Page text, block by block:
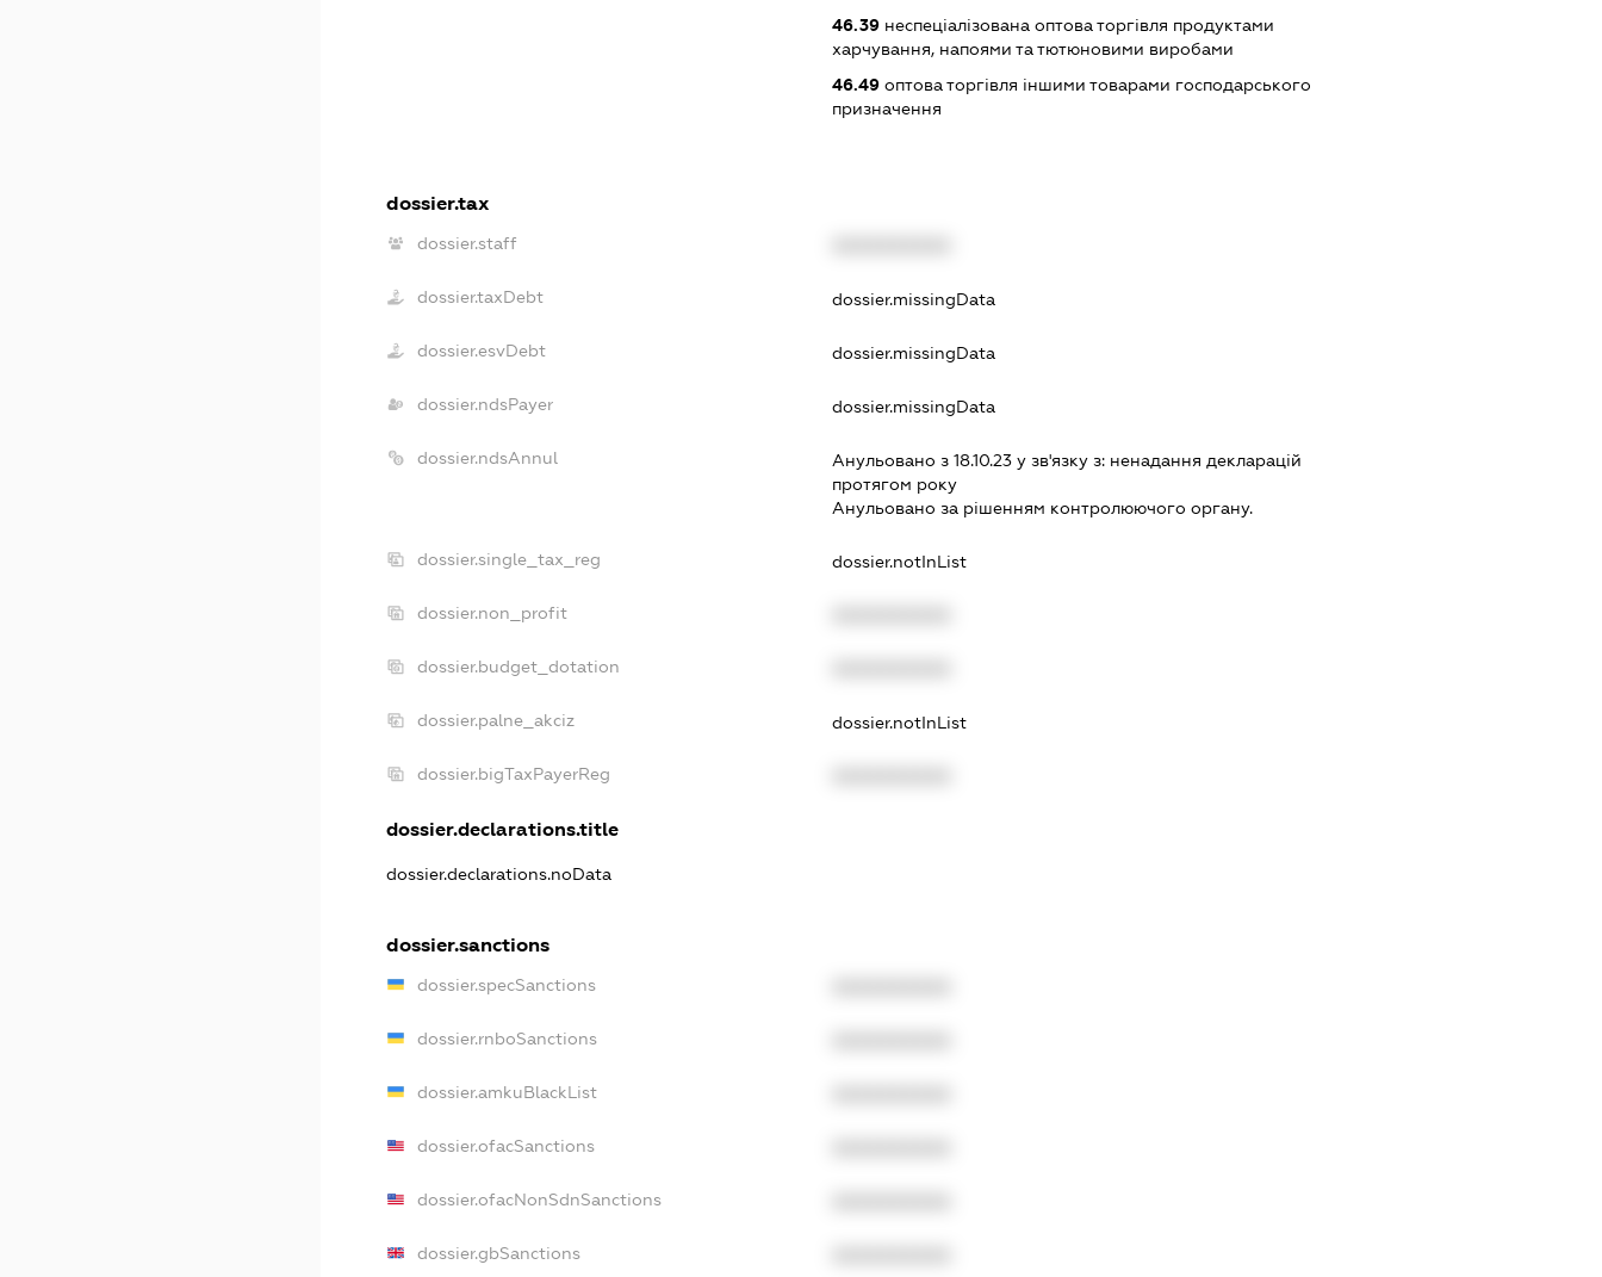
46.39неспеціалізована оптова торгівля продуктами
харчування, напоями та тютюновими виробами
46.49оптова торгівля іншими товарами господарського
призначення
dossier.tax
dossier.staff
dossier.taxDebt dossier.missingData
dossier.esvDebt dossier.missingData
dossier.ndsPayer dossier.missingData
dossier.ndsAnnul Анульовано з 18.10.23 у зв'язку з: ненадання декларацiй
протягом року
Анульовано за рiшенням контролюючого органу.
dossier.single_tax_reg dossier.notInList
dossier.non_profit
dossier.budget_dotation
dossier.palne_akciz dossier.notInList
dossier.bigTaxPayerReg
dossier.declarations.title
dossier.declarations.noData
dossier.sanctions
dossier.specSanctions
dossier.rnboSanctions
dossier.amkuBlackList
dossier.ofacSanctions
dossier.ofacNonSdnSanctions
dossier.gbSanctions